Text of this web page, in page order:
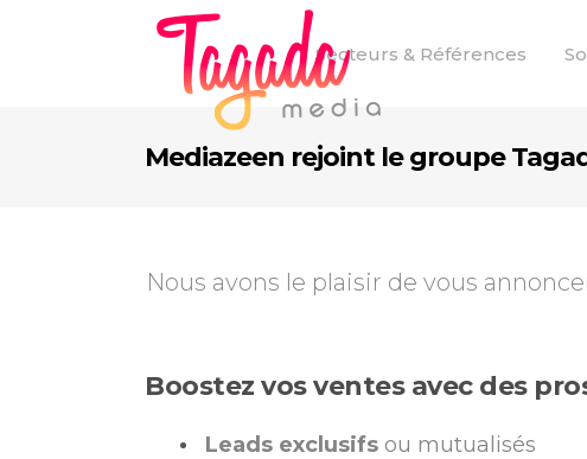
Secteurs & Références
Mediazeen rejoint le groupe
Nous avons le plaisir de vous
Boostez vos ventes avec des
Leads exclusifs ou mutualisés